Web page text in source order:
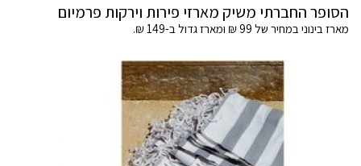
הסופר החברתי משיק מארזי פירות וירקות פרמיום
מארז בינוני במחיר של 99 ₪ ומארז גדול ב-149 ₪.